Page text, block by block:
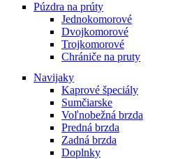
Púzdra na prúty
Jednokomorové
Dvojkomorové
Trojkomorové
Chrániče na pruty
Navijaky
Kaprové špeciály
Sumčiarske
Voľnobežná brzda
Predná brzda
Zadná brzda
Doplnky